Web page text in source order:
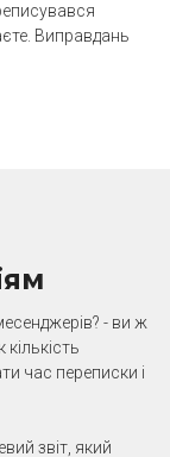
Виправдань
- ви ж
час переписки і
звіт, який